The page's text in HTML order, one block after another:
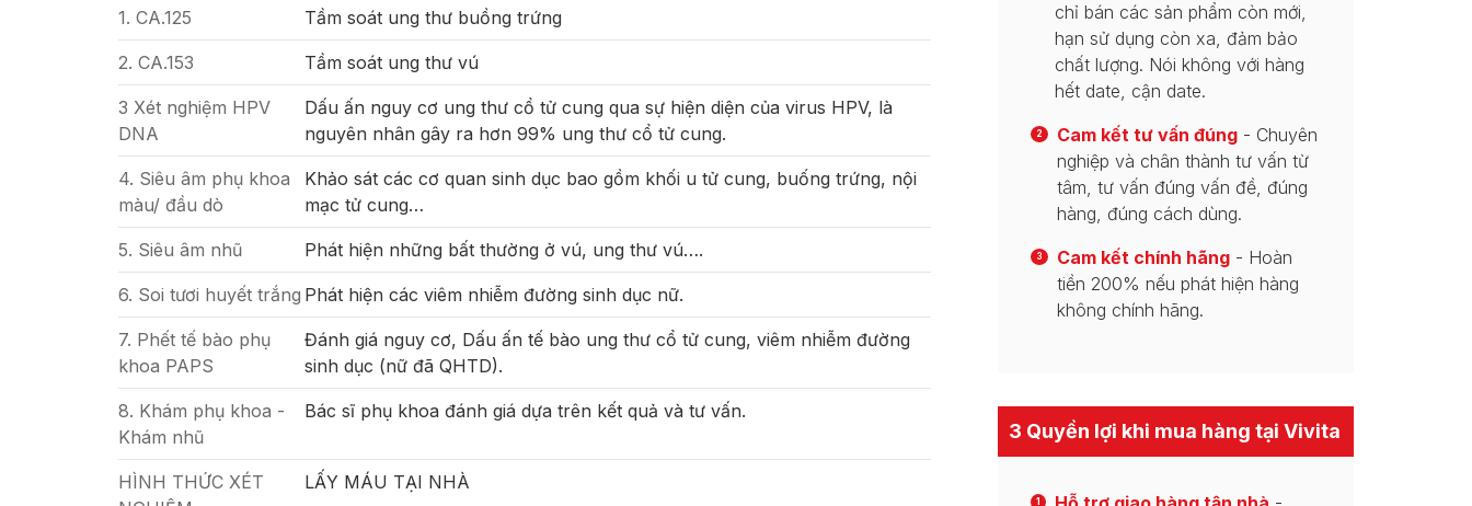
1. CA.125 Tầm soát ung thư buồng trứng
2. CA.153 Tầm soát ung thư vú
3 Xét nghiệm HPV
DNA
Dấu ấn nguy cơ ung thư cổ tử cung qua sự hiện diện của virus HPV, là
nguyên nhân gây ra hơn 99% ung thư cổ tử cung.
4. Siêu âm phụ khoa
màu/ đầu dò
Khảo sát các cơ quan sinh dục bao gồm khối u tử cung, buống trứng, nội
mạc tử cung…
5. Siêu âm nhũ Phát hiện những bất thường ở vú, ung thư vú….
6. Soi tươi huyết trắng Phát hiện các viêm nhiễm đường sinh dục nữ.
7. Phết tế bào phụ
khoa PAPS
Đánh giá nguy cơ, Dấu ấn tế bào ung thư cổ tử cung, viêm nhiễm đường
sinh dục (nữ đã QHTD).
8. Khám phụ khoa -
Khám nhũ
Bác sĩ phụ khoa đánh giá dựa trên kết quả và tư vấn.
HÌNH THỨC XÉT
LẤY MÁU TẠI NHÀ
chỉ bán các sản phẩm còn mới,
hạn sử dụng còn xa, đảm bảo
chất lượng. Nói không với hàng
hết date, cận date.
2 Cam kết tư vấn đúng - Chuyên
nghiệp và chân thành tư vấn từ
tâm, tư vấn đúng vấn đề, đúng
hàng, đúng cách dùng.
3 Cam kết chính hãng - Hoàn
tiền 200% nếu phát hiện hàng
không chính hãng.
3 Quyền lợi khi mua hàng tại Vivita
1